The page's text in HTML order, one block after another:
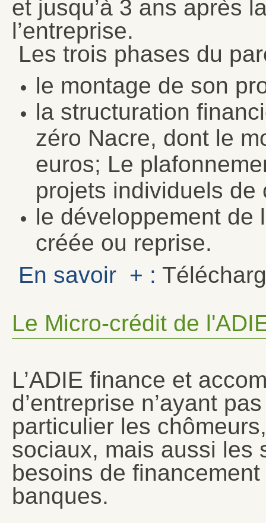
et jusqu’à 3 ans après
l’entreprise.
Les trois phases du
le montage de son
la structuration
zéro Nacre, dont le
euros; Le
projets individuels
le développement de
créée ou reprise.
En savoir + :
Le Micro-crédit de
L’ADIE finance et
d’entreprise n’ayant
particulier les
sociaux, mais aussi les
besoins de
banques.